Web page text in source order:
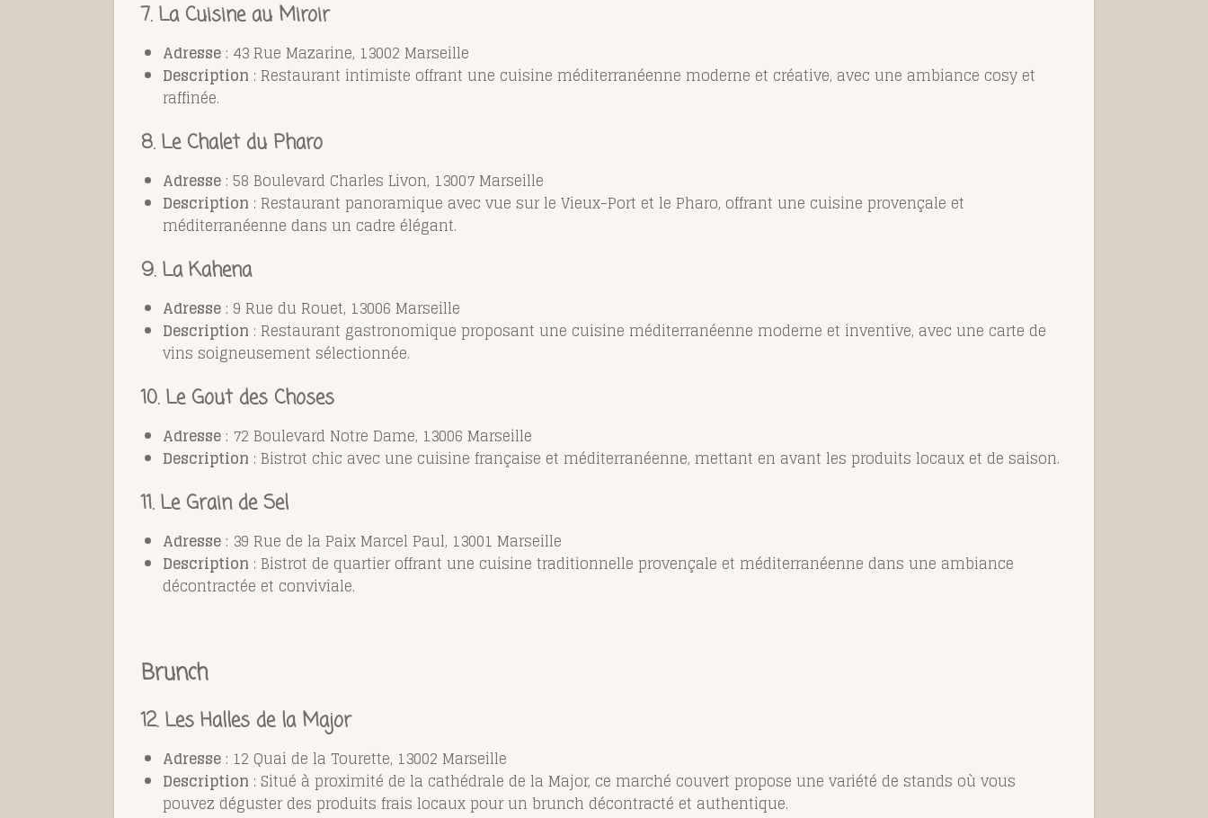
7. La Cuisine au Miroir
Adresse : 43 Rue Mazarine, 13002 Marseille
Description : Restaurant intimiste offrant une cuisine méditerranéenne moderne et créative, avec une ambiance cosy et
raffinée.
8. Le Chalet du Pharo
Adresse : 58 Boulevard Charles Livon, 13007 Marseille
Description : Restaurant panoramique avec vue sur le Vieux-Port et le Pharo, offrant une cuisine provençale et
méditerranéenne dans un cadre élégant.
9. La Kahena
Adresse : 9 Rue du Rouet, 13006 Marseille
Description : Restaurant gastronomique proposant une cuisine méditerranéenne moderne et inventive, avec une carte de
vins soigneusement sélectionnée.
10. Le Gout des Choses
Adresse : 72 Boulevard Notre Dame, 13006 Marseille
Description : Bistrot chic avec une cuisine française et méditerranéenne, mettant en avant les produits locaux et de saison.
11. Le Grain de Sel
Adresse : 39 Rue de la Paix Marcel Paul, 13001 Marseille
Description : Bistrot de quartier offrant une cuisine traditionnelle provençale et méditerranéenne dans une ambiance
décontractée et conviviale.
Brunch
12. Les Halles de la Major
Adresse : 12 Quai de la Tourette, 13002 Marseille
Description : Situé à proximité de la cathédrale de la Major, ce marché couvert propose une variété de stands où vous
pouvez déguster des produits frais locaux pour un brunch décontracté et authentique.